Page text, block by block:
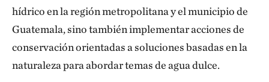
hídrico en la región metropolitana y el municipio de
Guatemala, sino también implementar acciones de
conservación orientadas a soluciones basadas en la
naturaleza para abordar temas de agua dulce.